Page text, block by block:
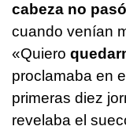
cabeza no pasó
cuando venían
«Quiero
proclamaba en
primeras diez
revelaba el